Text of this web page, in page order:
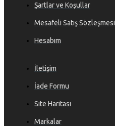
Şartlar ve Koşullar
Mesafeli Satış Sözleşmesi
Hesabım
İletişim
İade Formu
Site Haritası
Markalar